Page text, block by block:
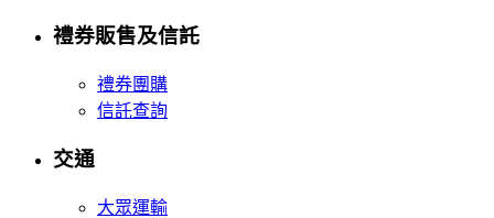
禮券販售及信託
禮券團購
信託查詢
交通
大眾運輸